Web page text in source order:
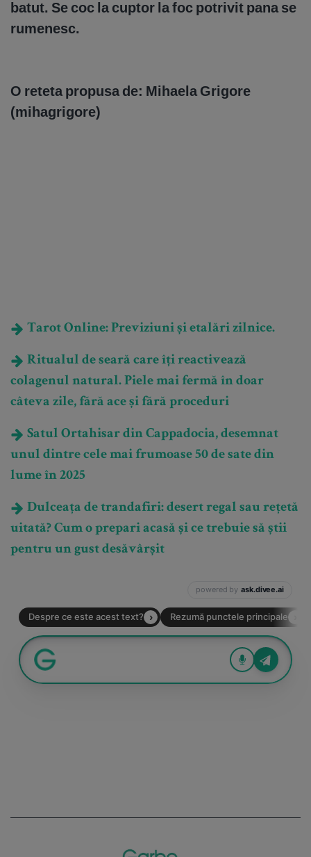
batut. Se coc la cuptor la foc potrivit pana se
rumenesc.
O reteta propusa de: Mihaela Grigore
(mihagrigore)
Tarot Online: Previziuni și etalări zilnice.
Ritualul de seară care îți reactivează
colagenul natural. Piele mai fermă în doar
câteva zile, fără ace și fără proceduri
Satul Ortahisar din Cappadocia, desemnat
unul dintre cele mai frumoase 50 de sate din
lume în 2025
Dulceața de trandafiri: desert regal sau rețetă
uitată? Cum o prepari acasă și ce trebuie să știi
pentru un gust desăvârșit